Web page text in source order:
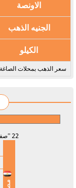
الاونصة
الجنيه الذهب
الكيلو
سعر الذهب بمحلات
22
مصر